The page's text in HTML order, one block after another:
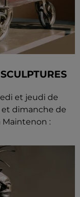
et jeudi de
et dimanche de
Maintenon :